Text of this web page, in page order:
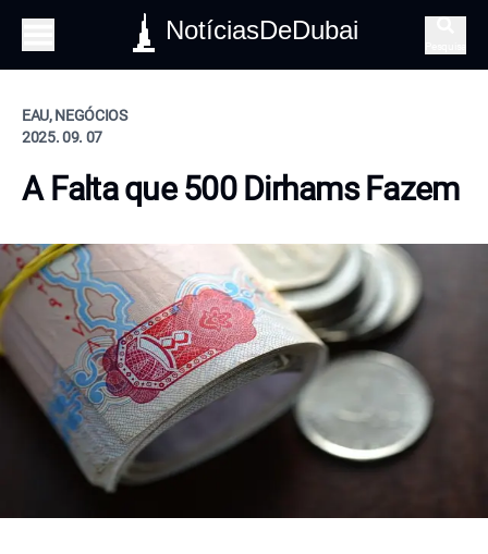
NotíciasDeDubai
EAU, NEGÓCIOS
2025. 09. 07
A Falta que 500 Dirhams Fazem